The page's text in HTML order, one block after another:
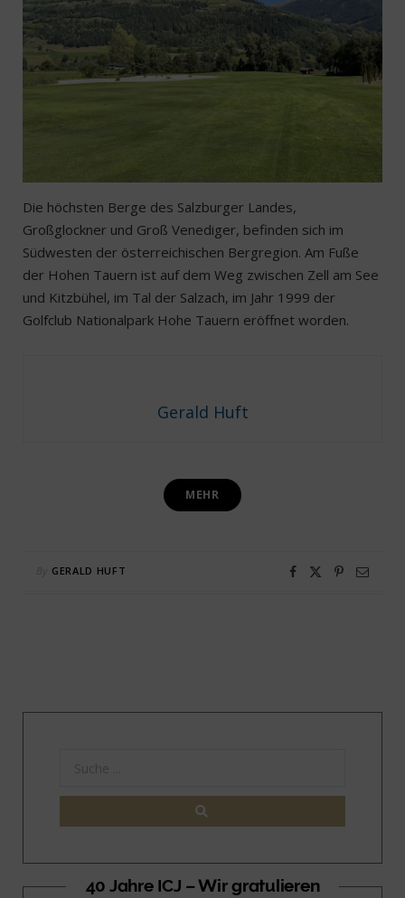
Die höchsten Berge des Salzburger Landes,
Großglockner und Groß Venediger, befinden sich im
Südwesten der österreichischen Bergregion. Am Fuße
der Hohen Tauern ist auf dem Weg zwischen Zell am See
und Kitzbühel, im Tal der Salzach, im Jahr 1999 der
Golfclub Nationalpark Hohe Tauern eröffnet worden.
Gerald Huft
MEHR
GERALD HUFT
40 Jahre ICJ – Wir gratulieren